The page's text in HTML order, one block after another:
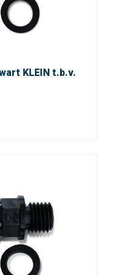
KLEIN t.b.v.